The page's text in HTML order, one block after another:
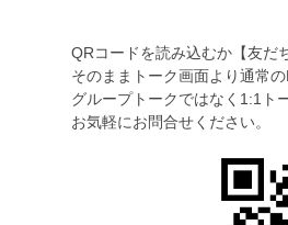
QRコードを読み込むか【友だ
そのままトーク画面より通常
グループトークではなく1:1ト
お気軽にお問合せください。